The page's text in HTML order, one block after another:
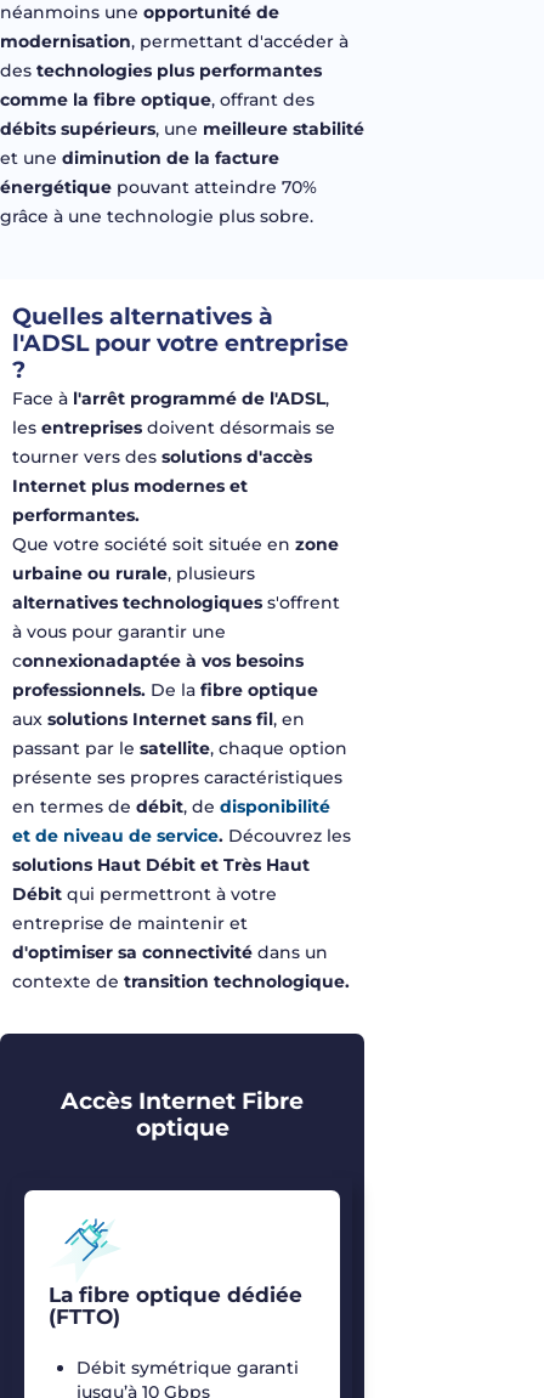
néanmoins une opportunité de
modernisation, permettant d'accéder à
des technologies plus performantes
comme la fibre optique, offrant des
débits supérieurs, une meilleure stabilité
et une diminution de la facture
énergétique pouvant atteindre 70%
grâce à une technologie plus sobre.
Quelles alternatives à
l'ADSL pour votre entreprise
?
Face à l'arrêt programmé de l'ADSL,
les entreprises doivent désormais se
tourner vers des solutions d'accès
Internet plus modernes et
performantes.
Que votre société soit située en zone
urbaine ou rurale, plusieurs
alternatives technologiques s'offrent
à vous pour garantir une
connexionadaptée à vos besoins
professionnels. De la fibre optique
aux solutions Internet sans fil, en
passant par le satellite, chaque option
présente ses propres caractéristiques
en termes de débit, de disponibilité
et de niveau de service. Découvrez les
solutions Haut Débit et Très Haut
Débit qui permettront à votre
entreprise de maintenir et
d'optimiser sa connectivité dans un
contexte de transition technologique.
Accès Internet Fibre
optique
La fibre optique dédiée
(FTTO)
Débit symétrique garanti
jusqu’à 10 Gbps